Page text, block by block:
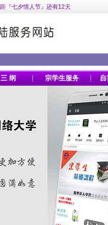
距『七夕情人节』还有12天
纲 宗学生服务